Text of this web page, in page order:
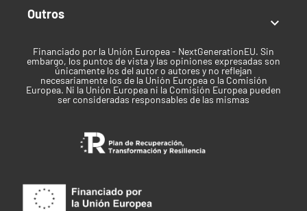
Outros

Financiado por la Unión Europea - NextGenerationEU. Sin
embargo, los puntos de vista y las opiniones expresadas son
únicamente los del autor o autores y no reflejan
necesariamente los de la Unión Europea o la Comisión
Europea. Ni la Unión Europea ni la Comisión Europea pueden
ser consideradas responsables de las mismas